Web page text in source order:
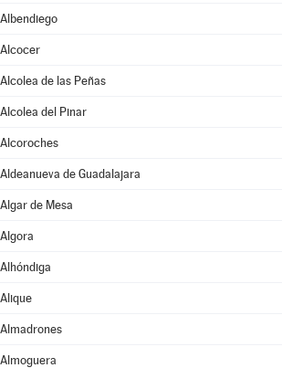
Albendiego
Alcocer
Alcolea de las Peñas
Alcolea del Pinar
Alcoroches
Aldeanueva de Guadalajara
Algar de Mesa
Algora
Alhóndiga
Alique
Almadrones
Almoguera